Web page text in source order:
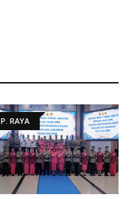
P. RAYA